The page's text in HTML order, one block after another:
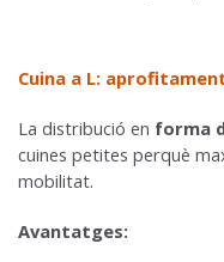
Cuina a L:
La distribució en forma
cuines petites perquè
mobilitat.
Avantatges: